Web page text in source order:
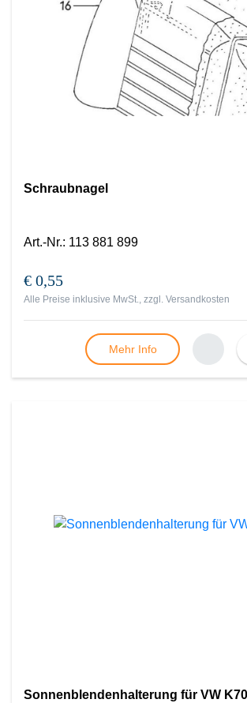
Schraubnagel
Art.-Nr.: 113 881 899
€ 0,55
Alle Preise inklusive MwSt., zzgl. Versandkosten
Mehr Info
Sonnenblendenhalterung für VW K70